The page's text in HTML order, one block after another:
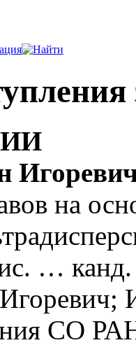
на
…
СО